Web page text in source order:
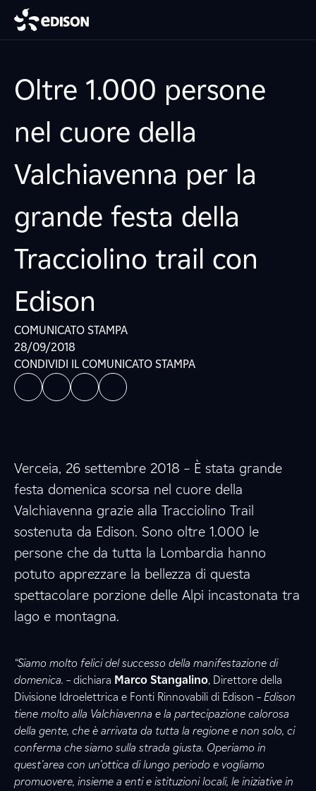
Oltre 1.000 persone
nel cuore della
Valchiavenna per la
grande festa della
Tracciolino trail con
Edison
COMUNICATO STAMPA
28/09/2018
CONDIVIDI IL COMUNICATO STAMPA
Verceia, 26 settembre 2018 – È stata grande
festa domenica scorsa nel cuore della
Valchiavenna grazie alla Tracciolino Trail
sostenuta da Edison. Sono oltre 1.000 le
persone che da tutta la Lombardia hanno
potuto apprezzare la bellezza di questa
spettacolare porzione delle Alpi incastonata tra
lago e montagna.
“Siamo molto felici del successo della manifestazione di
domenica. – dichiara Marco Stangalino, Direttore della
Divisione Idroelettrica e Fonti Rinnovabili di Edison – Edison
tiene molto alla Valchiavenna e la partecipazione calorosa
della gente, che è arrivata da tutta la regione e non solo, ci
conferma che siamo sulla strada giusta. Operiamo in
quest’area con un’ottica di lungo periodo e vogliamo
promuovere, insieme a enti e istituzioni locali, le iniziative in